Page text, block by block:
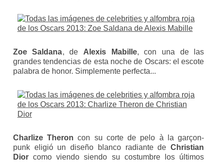
Zoe Saldana, de Alexis Mabille, con una de las
grandes tendencias de esta noche de Oscars: el escote
palabra de honor. Simplemente perfecta...
Charlize Theron con su corte de pelo à la garçon-
punk eligió un diseño blanco radiante deChristian
Diorcomo viendo siendo su costumbre los últimos